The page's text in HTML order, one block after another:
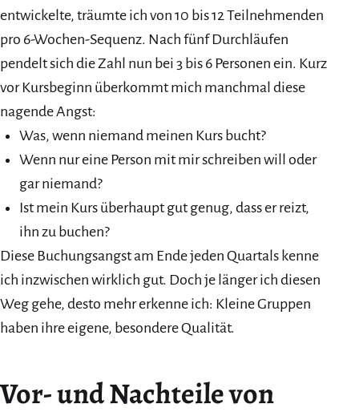
entwickelte, träumte ich von 10 bis 12 Teilnehmenden
pro 6-Wochen-Sequenz. Nach fünf Durchläufen
pendelt sich die Zahl nun bei 3 bis 6 Personen ein. Kurz
vor Kursbeginn überkommt mich manchmal diese
nagende Angst:
Was, wenn niemand meinen Kurs bucht?
Wenn nur eine Person mit mir schreiben will oder
gar niemand?
Ist mein Kurs überhaupt gut genug, dass er reizt,
ihn zu buchen?
Diese Buchungsangst am Ende jeden Quartals kenne
ich inzwischen wirklich gut. Doch je länger ich diesen
Weg gehe, desto mehr erkenne ich: Kleine Gruppen
haben ihre eigene, besondere Qualität.
Vor- und Nachteile von